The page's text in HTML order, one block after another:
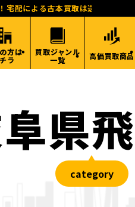
配による古本買取は送料無料！
方は
ラ
買取ジャンル
一覧
高価買取商品
県
category